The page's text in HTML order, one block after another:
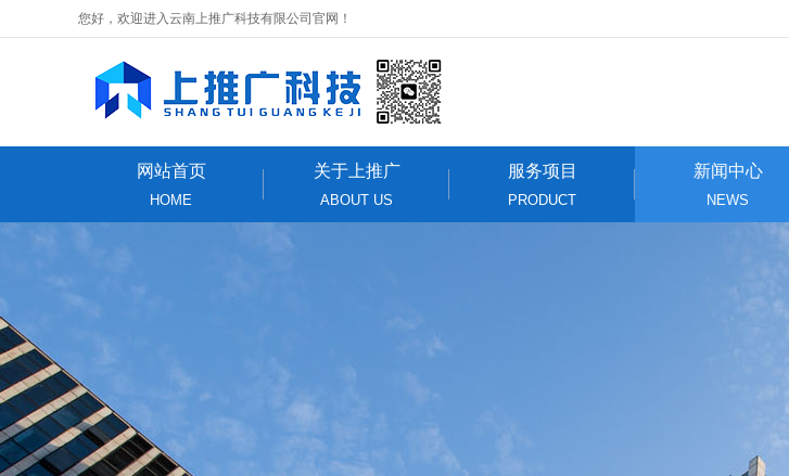
您好，欢迎进入云南上推广科技有限公司官网！
网站首页
HOME
关于上推广
ABOUT US
服务项目
PRODUCT
新闻中心
NEWS